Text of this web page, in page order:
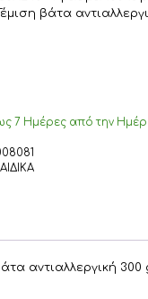
βάτα
7 Ημέρες από την
αντιαλλεργική